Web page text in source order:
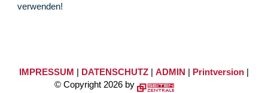
verwenden!
IMPRESSUM | DATENSCHUTZ| ADMIN | Printversion|
© Copyright 2026 by